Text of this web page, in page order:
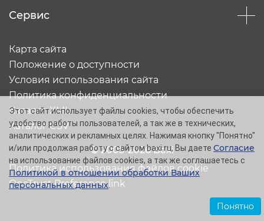
Сервис
© 2005-2026 Baxi
Карта сайта
Положение о доступности
Условия использования сайта
Политика конфиденциальности
Каталог XML
Каталог CSV
Политика использования файлов cookie
OneTrust Preference link
Этот сайт использует файлы cookies, чтобы обеспечить
удобство работы пользователей, а так же в технических,
аналитических и рекламных целях. Нажимая кнопку "Понятно"
и/или продолжая работу с сайтом baxi.ru, Вы даете Согласие
на использование файлов cookies, а так же соглашаетесь с
Политикой в отношении обработки Ваших
персональных данных.
Понятно